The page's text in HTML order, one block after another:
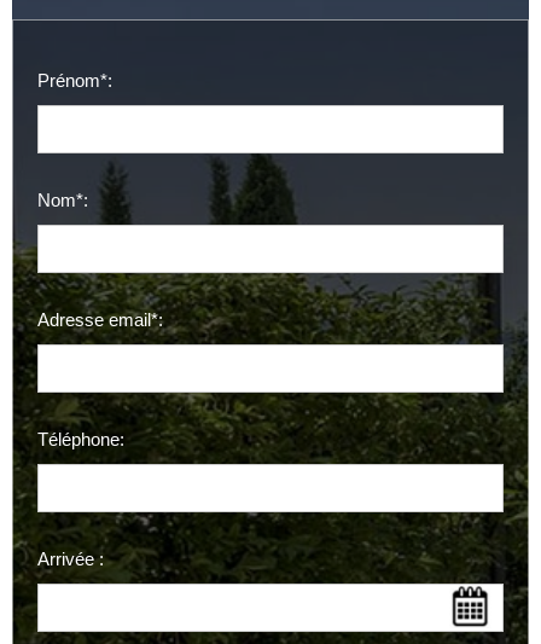
Prénom*:
Nom*:
Adresse email*:
Téléphone:
Arrivée :